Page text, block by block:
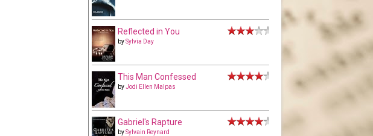
Reflected in You
bySylvia Day
This Man Confessed
byJodi Ellen Malpas
Gabriel's Rapture
bySylvain Reynard